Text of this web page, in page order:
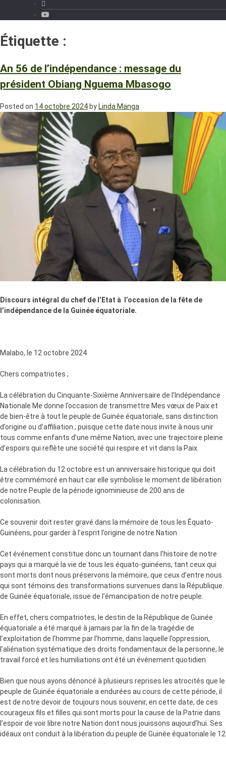
Étiquette :
An 56 de l’indépendance : message du
président Obiang Nguema Mbasogo
Posted on 14 octobre 2024 by Linda Manga
Discours intégral du chef de l’Etat à l’occasion de la fête de
l’indépendance de la Guinée équatoriale.
Malabo, le 12 octobre 2024
Chers compatriotes ;
La célébration du Cinquante-Sixième Anniversaire de l’Indépendance
Nationale Me donne l’occasion de transmettre Mes vœux de Paix et
de bien-être à tout le peuple de Guinée équatoriale, sans distinction
d’origine ou d’affiliation ; puisque cette date nous invite à nous unir
tous comme enfants d’une même Nation, avec une trajectoire pleine
d’espoirs qui reflète une société qui respire et vit dans la Paix.
La célébration du 12 octobre est un anniversaire historique qui doit
être commémoré en haut car elle symbolise le moment de libération
de notre Peuple de la période ignominieuse de 200 ans de
colonisation.
Ce souvenir doit rester gravé dans la mémoire de tous les Équato-
Guinéens, pour garder à l’esprit l’origine de notre Nation.
Cet événement constitue donc un tournant dans l’histoire de notre
pays qui a marqué la vie de tous les équato-guinéens, tant ceux qui
sont morts dont nous préservons la mémoire, que ceux d’entre nous
qui sont témoins des transformations survenues dans la République.
de Guinée équatoriale, issue de l’émancipation de notre peuple.
En effet, chers compatriotes, le destin de la République de Guinée
équatoriale a été marqué à jamais par la fin de la tragédie de
l’exploitation de l’homme par l’homme, dans laquelle l’oppression,
l’aliénation systématique des droits fondamentaux de la personne, le
travail forcé et les humiliations ont été un événement quotidien.
Bien que nous ayons dénoncé à plusieurs reprises les atrocités que le
peuple de Guinée équatoriale a endurées au cours de cette période, il
est de notre devoir de toujours nous souvenir, en cette date, de ces
courageux fils et filles qui sont morts pour la cause de la Patrie dans
l’espoir de voir libre notre Nation dont nous jouissons aujourd’hui. Ses
idéaux ont conduit à la libération du peuple de Guinée équatoriale le 12